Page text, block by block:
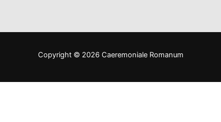
Copyright © 2026 Caeremoniale Romanum